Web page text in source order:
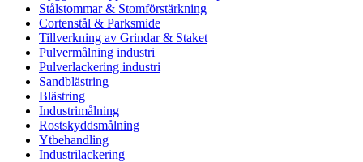
Stålstommar & Stomförstärkning
Cortenstål & Parksmide
Tillverkning av Grindar & Staket
Pulvermålning industri
Pulverlackering industri
Sandblästring
Blästring
Industrimålning
Rostskyddsmålning
Ytbehandling
Industrilackering